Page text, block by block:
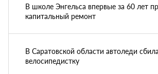
В школе Энгельса впервые за 60 лет
капитальный ремонт
В Саратовской области автоледи сбила
велосипедистку